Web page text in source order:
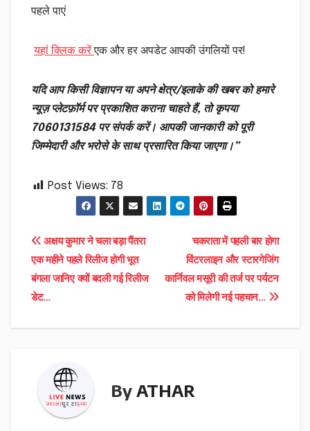
पहले पाएं
यहां क्लिक करेंएक और हर अपडेट आपकी उंगलियों पर!
यदि आप किसी विज्ञापन या अपने क्षेत्र/इलाके की खबर को हमारे
न्यूज़ प्लेटफ़ॉर्म पर प्रकाशित कराना चाहते हैं, तो कृपया
7060131584 पर संपर्क करें। आपकी जानकारी को पूरी
जिम्मेदारी और भरोसे के साथ प्रसारित किया जाएगा।”
Post Views: 78
Post
navigation
चकराता में पहली बार होगा
विंटरलाइन और स्टारगेजिंग
कार्निवल मसूरी की तर्ज पर पर्यटन
को मिलेगी नई पहचान…
अक्षय कुमार ने चला बड़ा पैंतरा
एक महीने पहले रिलीज होगी भूत
बंगला जानिए क्यों बदली गई रिलीज
डेट…
By ATHAR